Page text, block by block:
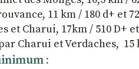
11 km / 180 d+ et
et Charui, 17km / 510 D+
Charui et Verdaches, 15
: